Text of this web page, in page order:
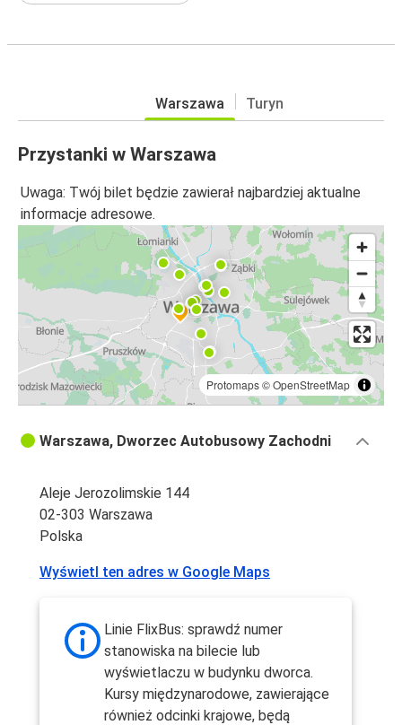
Warszawa Turyn
Przystanki w Warszawa
Uwaga: Twój bilet będzie zawierał najbardziej aktualne
informacje adresowe.
Protomaps©OpenStreetMap
Warszawa, Dworzec Autobusowy Zachodni
Aleje Jerozolimskie 144
02-303 Warszawa
Polska
Wyświetl ten adres w Google Maps
Linie FlixBus: sprawdź numer
stanowiska na bilecie lub
wyświetlaczu w budynku dworca.
Kursy międzynarodowe, zawierające
również odcinki krajowe, będą